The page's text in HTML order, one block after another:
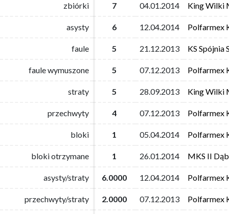
zbiórki 7 04.01.2014 King Wilki
asysty 6 12.04.2014 Polfarmex
faule 5 21.12.2013 KS Spójnia
faule wymuszone 5 07.12.2013 Polfarmex
straty 5 28.09.2013 King Wilki
przechwyty 4 07.12.2013 Polfarmex
bloki 1 05.04.2014 Polfarmex
bloki otrzymane 1 26.01.2014 MKS II
asysty/straty 6.0000 12.04.2014 Polfarmex
przechwyty/straty 2.0000 07.12.2013 Polfarmex
zbiórki 7 04.01.2014 King Wilki
asysty 6 12.04.2014 Polfarmex
faule 5 21.12.2013 KS Spójnia
faule wymuszone 5 07.12.2013 Polfarmex
straty 5 28.09.2013 King Wilki
przechwyty 4 07.12.2013 Polfarmex
bloki 1 05.04.2014 Polfarmex
bloki otrzymane 1 26.01.2014 MKS II
asysty/straty 6.0000 12.04.2014 Polfarmex
przechwyty/straty 2.0000 07.12.2013 Polfarmex